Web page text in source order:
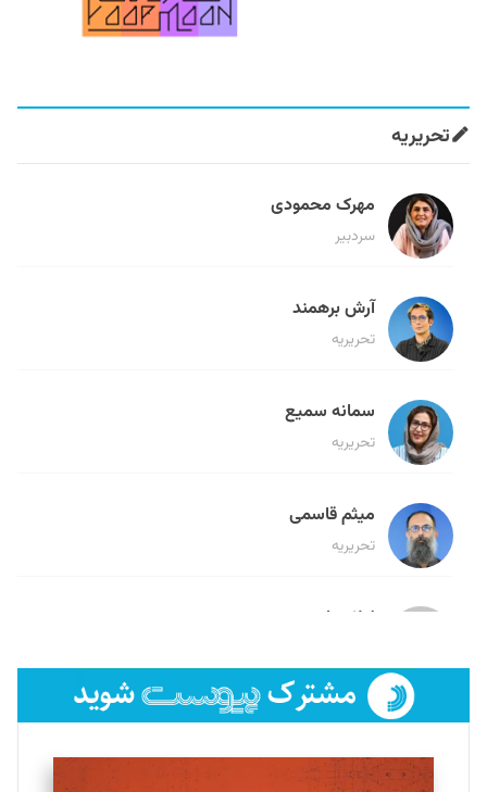
تحریریه
مهرک محمودی
سردبیر
آرش برهمند
تحریریه
سمانه سمیع
تحریریه
میثم قاسمی
تحریریه
لیلا حنارود
فائزه فتحی رستمی
تحریریه